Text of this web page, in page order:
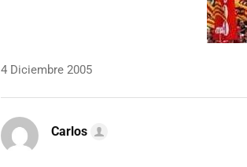
4 Diciembre 2005
Carlos